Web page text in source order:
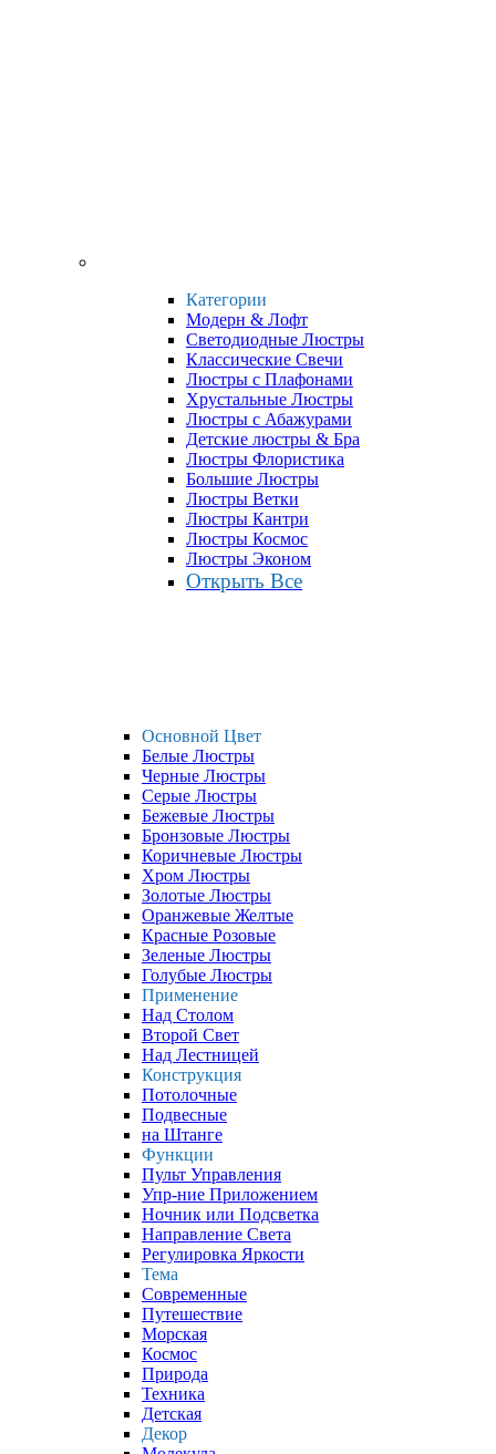
Категории
Модерн & Лофт
Светодиодные Люстры
Классические Свечи
Люстры с Плафонами
Хрустальные Люстры
Люстры с Абажурами
Детские люстры & Бра
Люстры Флористика
Большие Люстры
Люстры Ветки
Люстры Кантри
Люстры Космос
Люстры Эконом
Открыть Все
Основной Цвет
Белые Люстры
Черные Люстры
Серые Люстры
Бежевые Люстры
Бронзовые Люстры
Коричневые Люстры
Хром Люстры
Золотые Люстры
Оранжевые Желтые
Красные Розовые
Зеленые Люстры
Голубые Люстры
Применение
Над Столом
Второй Свет
Над Лестницей
Конструкция
Потолочные
Подвесные
на Штанге
Функции
Пульт Управления
Упр-ние Приложением
Ночник или Подсветка
Направление Света
Регулировка Яркости
Тема
Современные
Путешествие
Морская
Космос
Природа
Техника
Детская
Декор